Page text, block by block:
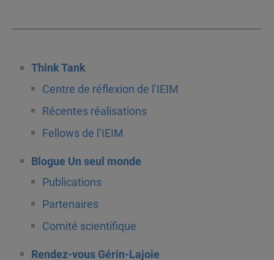
Think Tank
Centre de réflexion de l’IEIM
Récentes réalisations
Fellows de l’IEIM
Blogue Un seul monde
Publications
Partenaires
Comité scientifique
Rendez-vous Gérin-Lajoie